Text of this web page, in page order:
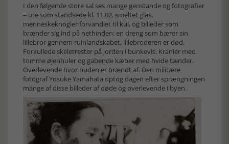
I den følgende store sal ses mange genstande og fotografier
– ure som standsede kl. 11.02, smeltet glas,
menneskeknogler forvandlet til kul, og billeder som
brænder sig ind på nethinden: en dreng som bærer sin
lillebror gennem ruinlandskabet, lillebroderen er død.
Forkullede skeletrester på jorden i bunkevis. Kranier med
tomme øjenhuler og gabende kæber med hvide tænder.
Overlevende hvor huden er brændt af. Den militære
fotograf Yosuke Yamahata optog dagen efter sprængningen
mange af disse billeder af døde og overlevende i byen.